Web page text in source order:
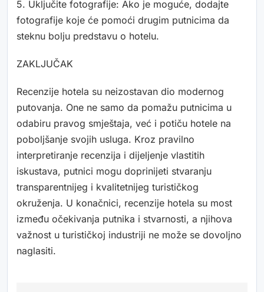
5. Uključite fotografije: Ako je moguće, dodajte
fotografije koje će pomoći drugim putnicima da
steknu bolju predstavu o hotelu.
ZAKLJUČAK
Recenzije hotela su neizostavan dio modernog
putovanja. One ne samo da pomažu putnicima u
odabiru pravog smještaja, već i potiču hotele na
poboljšanje svojih usluga. Kroz pravilno
interpretiranje recenzija i dijeljenje vlastitih
iskustava, putnici mogu doprinijeti stvaranju
transparentnijeg i kvalitetnijeg turističkog
okruženja. U konačnici, recenzije hotela su most
između očekivanja putnika i stvarnosti, a njihova
važnost u turističkoj industriji ne može se dovoljno
naglasiti.